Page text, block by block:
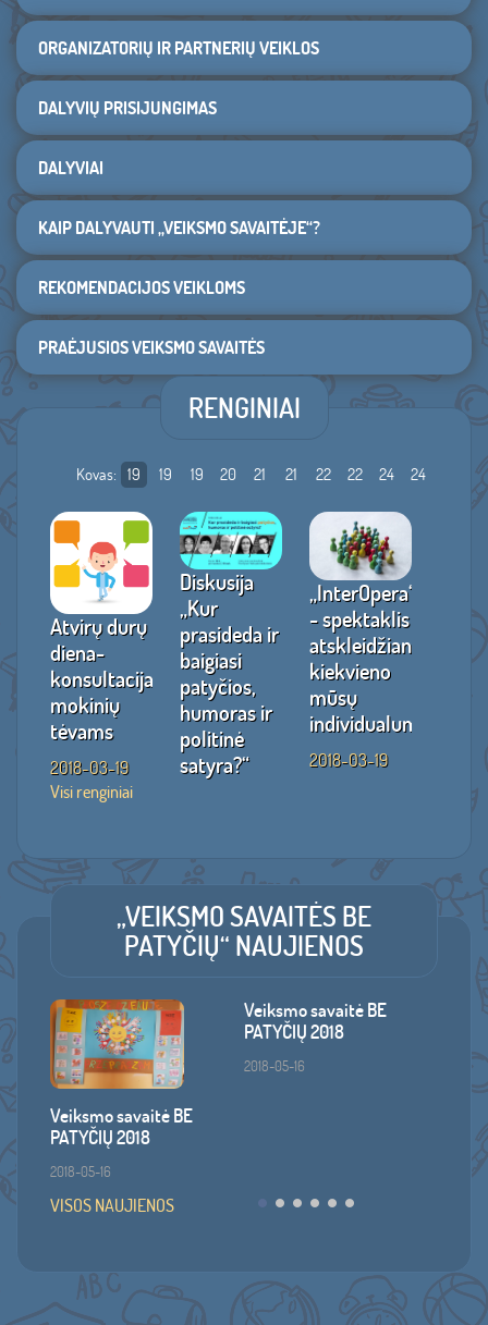
ORGANIZATORIŲ IR PARTNERIŲ VEIKLOS
DALYVIŲ PRISIJUNGIMAS
DALYVIAI
KAIP DALYVAUTI „VEIKSMO SAVAITĖJE“?
REKOMENDACIJOS VEIKLOMS
PRAĖJUSIOS VEIKSMO SAVAITĖS
RENGINIAI
Kovas: 19 19 19 20 21 21 22 22 24 24
Atvirų durų
diena-
konsultacija
mokinių
tėvams
2018-03-19
Diskusija
„Kur
prasideda ir
baigiasi
patyčios,
humoras ir
politinė
satyra?“
„InterOpera“
- spektaklis
atskleidžiantis
kiekvieno
mūsų
individualumą
2018-03-19
ką
ir
Visi renginiai
„VEIKSMO SAVAITĖS BE
PATYČIŲ“ NAUJIENOS
Veiksmo savaitė BE
PATYČIŲ 2018
2018-05-16
Veiksmo savaitė BE
PATYČIŲ 2018
2018-05-16
VISOS NAUJIENOS